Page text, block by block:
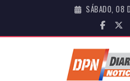
SÁBADO, 08